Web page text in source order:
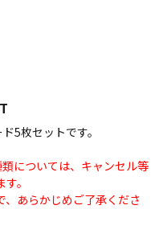
5枚セットです。
については、キャンセル等
。
あらかじめご了承くださ